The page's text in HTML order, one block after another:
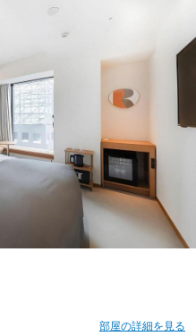
部屋の詳細を見る